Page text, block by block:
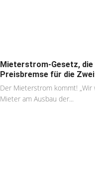
Mieterstrom-Gesetz, die
Preisbremse für die
Der Mieterstrom kommt! „Wir
Mieter am Ausbau der...